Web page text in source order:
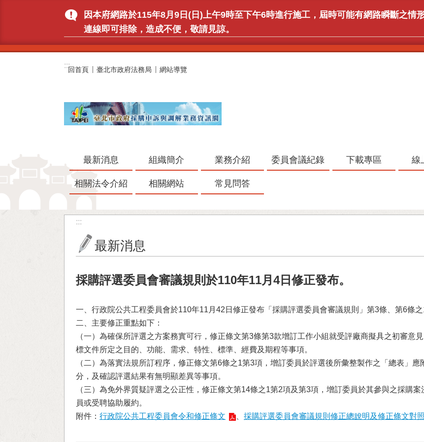
跳到主要內容區塊
因本府網路於115年8月9日(日)上午9時至下午6時進行施工，屆時可能有網路瞬斷之情
連線即可排除，造成不便，敬請見諒。
:::回首頁 臺北市政府法務局 網站導覽
最新消息 組織簡介 業務介紹 委員會議紀錄 下載專區 線
相關法令介紹 相關網站 常見問答
:::
最新消息
採購評選委員會審議規則於110年11月4日修正發布。
一、行政院公共工程委員會於110年11月42日修正發布「採購評選委員會審議規則」第3條、第6條之
二、主要修正重點如下：
（一）為確保所評選之方案務實可行，修正條文第3條第3款增訂工作小組就受評廠商擬具之初審意
標文件所定之目的、功能、需求、特性、標準、經費及期程等事項。
（二）為落實法規所訂程序，修正條文第6條之1第3項，增訂委員於評選後所彙整製作之「總表」
分，及確認評選結果有無明顯差異等事項。
（三）為免外界質疑評選之公正性，修正條文第14條之1第2項及第3項，增訂委員於其參與之採購
員或受聘協助履約。
附件： 行政院公共工程委員會令和修正條文 採購評選委員會審議規則修正總說明及修正條文對